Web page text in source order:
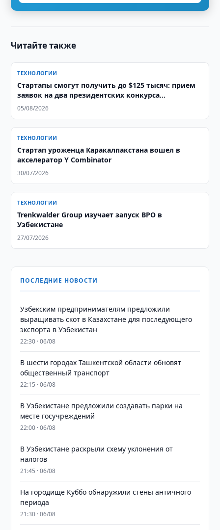
Читайте также
ТЕХНОЛОГИИ
Стартапы смогут получить до $125 тысяч: прием
заявок на два президентских конкурса
продолжается
05/08/2026
ТЕХНОЛОГИИ
Стартап уроженца Каракалпакстана вошел в
акселератор Y Combinator
30/07/2026
ТЕХНОЛОГИИ
Trenkwalder Group изучает запуск BPO в
Узбекистане
27/07/2026
ПОСЛЕДНИЕ НОВОСТИ
Узбекским предпринимателям предложили
выращивать скот в Казахстане для последующего
экспорта в Узбекистан
22:30 · 06/08
В шести городах Ташкентской области обновят
общественный транспорт
22:15 · 06/08
В Узбекистане предложили создавать парки на
месте госучреждений
22:00 · 06/08
В Узбекистане раскрыли схему уклонения от
налогов
21:45 · 06/08
На городище Куббо обнаружили стены античного
периода
21:30 · 06/08